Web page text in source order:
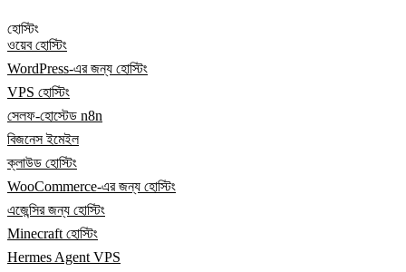
হোস্টিং
ওয়েব হোস্টিং
WordPress-এর জন্য হোস্টিং
VPS হোস্টিং
সেলফ-হোস্টেড n8n
বিজনেস ইমেইল
ক্লাউড হোস্টিং
WooCommerce-এর জন্য হোস্টিং
এজেন্সির জন্য হোস্টিং
Minecraft হোস্টিং
Hermes Agent VPS